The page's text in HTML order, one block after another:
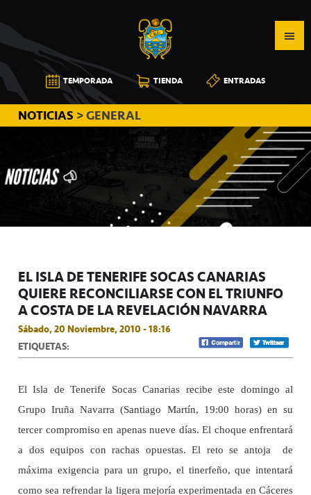
a
la
navegación
principal
al
contenido
principal
a
la
barra
lateral
principal
CB
CANARIAS
TEMPORADA TIENDA ENTRADAS
NOTICIAS > GENERAL
EL ISLA DE TENERIFE SOCAS CANARIAS
QUIERE RECONCILIARSE CON EL TRIUNFO
A COSTA DE LA REVELACIÓN NAVARRA
Sábado, 20 Noviembre, 2010 - 18:16
ETIQUETAS:
El Isla de Tenerife Socas Canarias recibe este domingo al
Grupo Iruña Navarra (Santiago Martín, 19:00 horas) en su
tercer compromiso en apenas nueve días. El choque enfrentará
a dos equipos con rachas opuestas. El reto se antoja
de
máxima exigencia para un grupo, el tinerfeño, que intentará
como sea refrendar la ligera mejoría experimentada en Cáceres